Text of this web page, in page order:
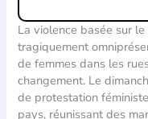
La violence basée sur
tragiquement
de femmes dans les
changement. Le
de protestation
pays, réunissant des